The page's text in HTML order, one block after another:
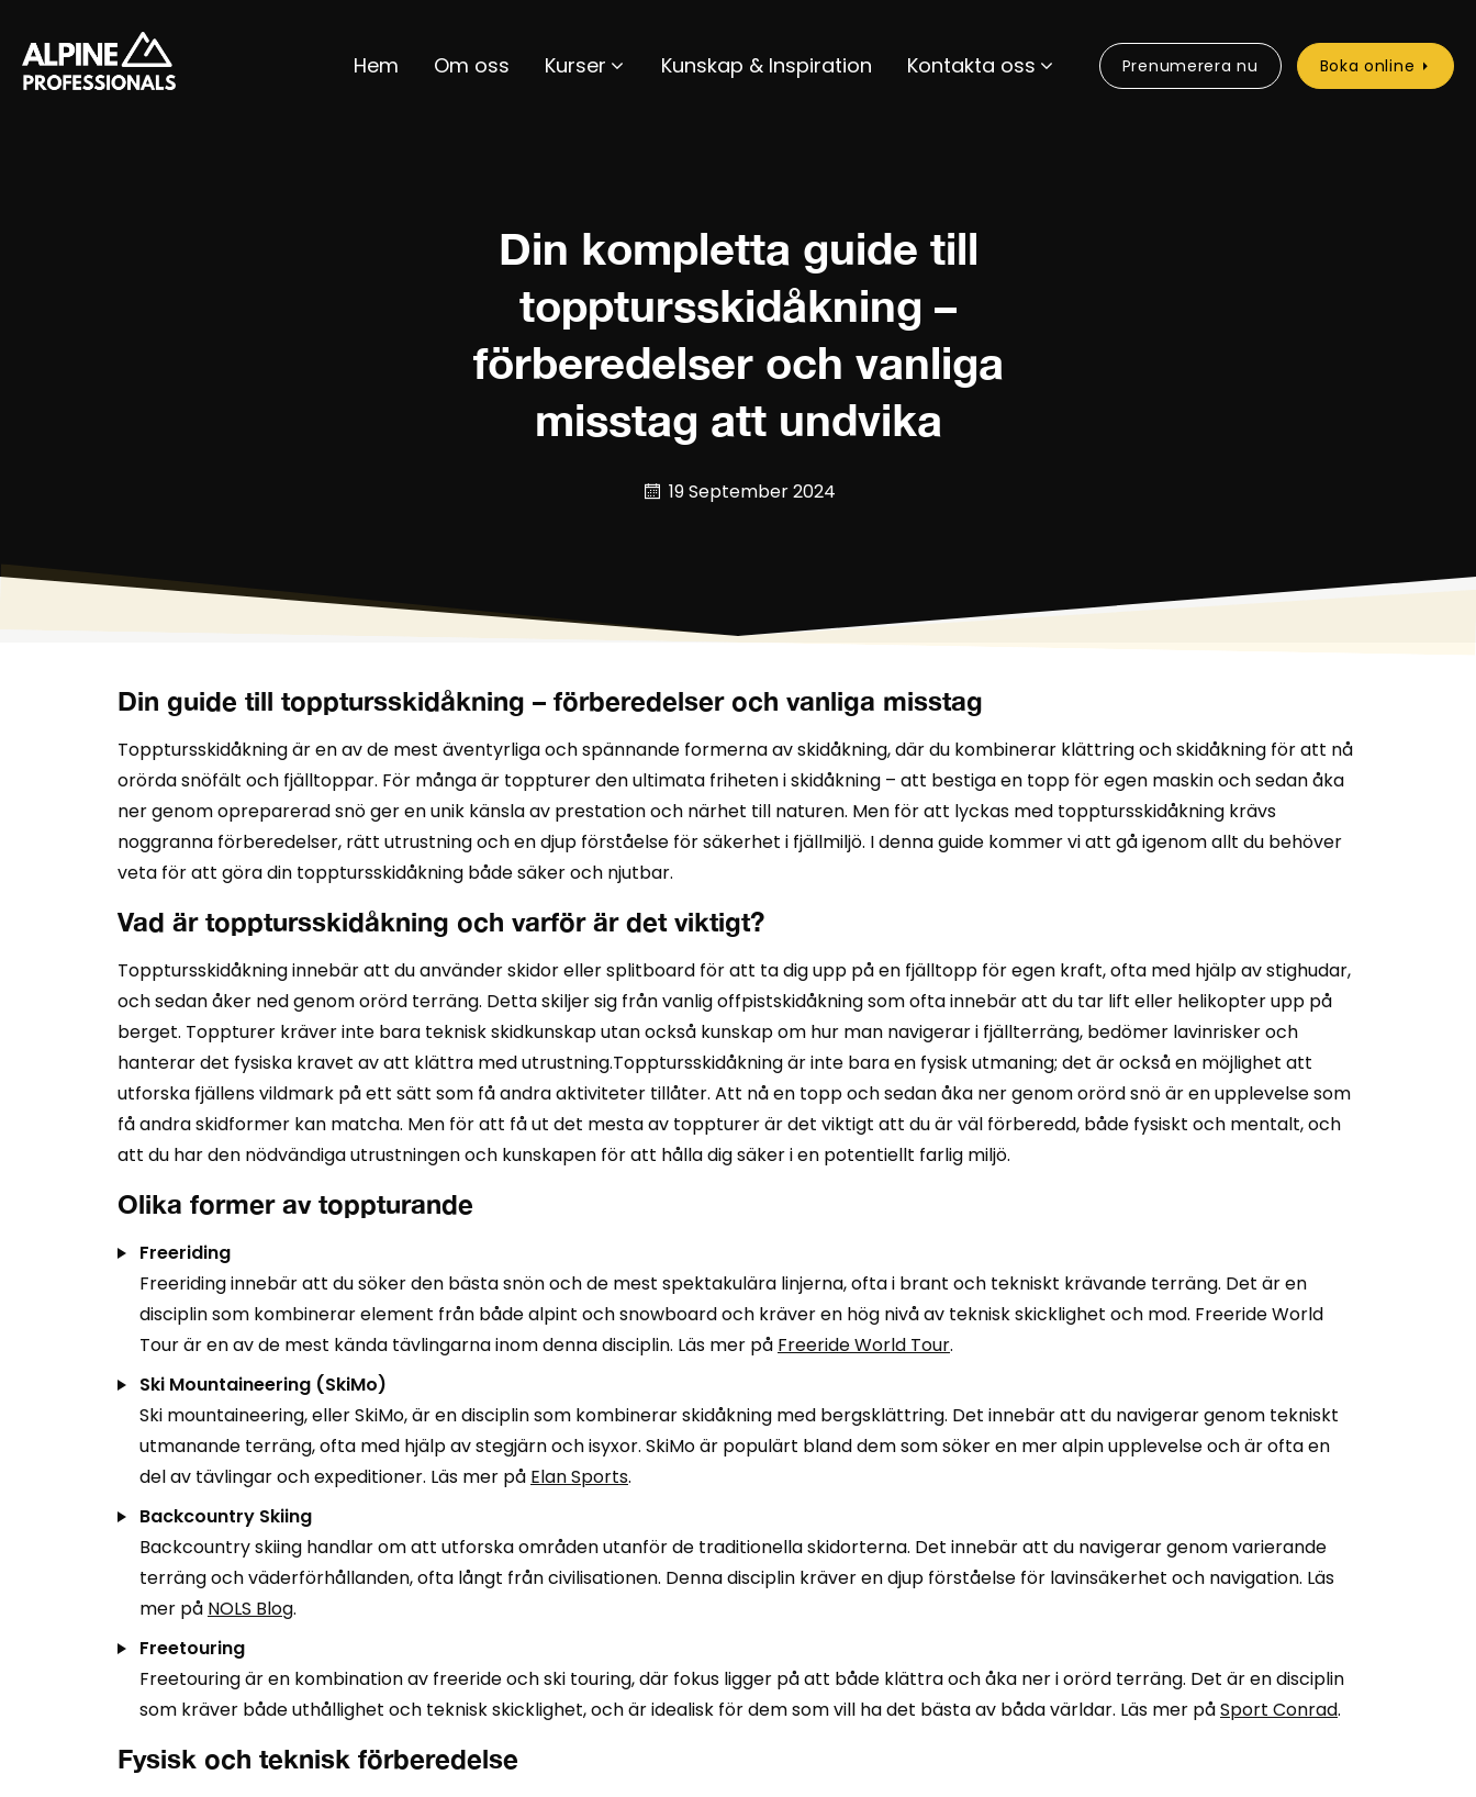
Hem Om oss Kurser Kunskap & Inspiration Kontakta oss Prenumerera nu Boka online
Din kompletta guide till
topptursskidåkning –
förberedelser och vanliga
misstag att undvika
19 September 2024
Din guide till topptursskidåkning – förberedelser och vanliga misstag
Topptursskidåkning är en av de mest äventyrliga och spännande formerna av skidåkning, där du kombinerar klättring och skidåkning för att nå
orörda snöfält och fjälltoppar. För många är toppturer den ultimata friheten i skidåkning – att bestiga en topp för egen maskin och sedan åka
ner genom opreparerad snö ger en unik känsla av prestation och närhet till naturen. Men för att lyckas med topptursskidåkning krävs
noggranna förberedelser, rätt utrustning och en djup förståelse för säkerhet i fjällmiljö. I denna guide kommer vi att gå igenom allt du behöver
veta för att göra din topptursskidåkning både säker och njutbar.
Vad är topptursskidåkning och varför är det viktigt?
Topptursskidåkning innebär att du använder skidor eller splitboard för att ta dig upp på en fjälltopp för egen kraft, ofta med hjälp av stighudar,
och sedan åker ned genom orörd terräng. Detta skiljer sig från vanlig offpistskidåkning som ofta innebär att du tar lift eller helikopter upp på
berget. Toppturer kräver inte bara teknisk skidkunskap utan också kunskap om hur man navigerar i fjällterräng, bedömer lavinrisker och
hanterar det fysiska kravet av att klättra med utrustning.Topptursskidåkning är inte bara en fysisk utmaning; det är också en möjlighet att
utforska fjällens vildmark på ett sätt som få andra aktiviteter tillåter. Att nå en topp och sedan åka ner genom orörd snö är en upplevelse som
få andra skidformer kan matcha. Men för att få ut det mesta av toppturer är det viktigt att du är väl förberedd, både fysiskt och mentalt, och
att du har den nödvändiga utrustningen och kunskapen för att hålla dig säker i en potentiellt farlig miljö.
Olika former av toppturande
Freeriding
Freeriding innebär att du söker den bästa snön och de mest spektakulära linjerna, ofta i brant och tekniskt krävande terräng. Det är en
disciplin som kombinerar element från både alpint och snowboard och kräver en hög nivå av teknisk skicklighet och mod. Freeride World
Tour är en av de mest kända tävlingarna inom denna disciplin. Läs mer på Freeride World Tour.
Ski Mountaineering (SkiMo)
Ski mountaineering, eller SkiMo, är en disciplin som kombinerar skidåkning med bergsklättring. Det innebär att du navigerar genom tekniskt
utmanande terräng, ofta med hjälp av stegjärn och isyxor. SkiMo är populärt bland dem som söker en mer alpin upplevelse och är ofta en
del av tävlingar och expeditioner. Läs mer på Elan Sports.
Backcountry Skiing
Backcountry skiing handlar om att utforska områden utanför de traditionella skidorterna. Det innebär att du navigerar genom varierande
terräng och väderförhållanden, ofta långt från civilisationen. Denna disciplin kräver en djup förståelse för lavinsäkerhet och navigation. Läs
mer på NOLS Blog.
Freetouring
Freetouring är en kombination av freeride och ski touring, där fokus ligger på att både klättra och åka ner i orörd terräng. Det är en disciplin
som kräver både uthållighet och teknisk skicklighet, och är idealisk för dem som vill ha det bästa av båda världar. Läs mer påSport Conrad.
Fysisk och teknisk förberedelse